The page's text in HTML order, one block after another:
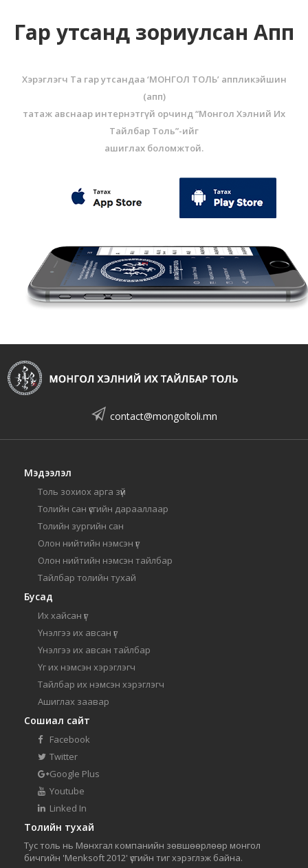
Гар утсанд зориулсан Апп
Хэрэглэгч Та гар утсандаа ‘МОНГОЛ ТОЛЬ’ аппликэйшин
(aпп)
татаж авснаар интернэтгүй орчинд “Монгол Хэлний Их
Тайлбар Толь”-ийг
ашиглах боломжтой.
contact@mongoltoli.mn
Мэдээлэл
Толь зохиох арга зүй
Толийн сан үсгийн дарааллаар
Толийн зургийн сан
Олон нийтийн нэмсэн үг
Олон нийтийн нэмсэн тайлбар
Тайлбар толийн тухай
Бусад
Их хайсан үг
Үнэлгээ их авсан үг
Үнэлгээ их авсан тайлбар
Үг их нэмсэн хэрэглэгч
Тайлбар их нэмсэн хэрэглэгч
Ашиглах заавар
Сошиал сайт
Facebook
Twitter
Google Plus
Youtube
Linked In
Толийн тухай
Тус толь нь Мөнхгал компанийн зөвшөөрлөөр монгол
бичгийн 'Menksoft 2012' үсгийн тиг хэрэглэж байна.